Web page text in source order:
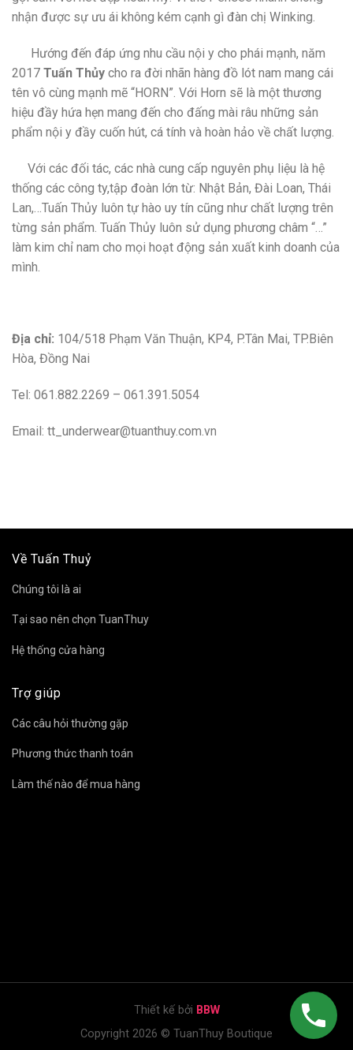
nhận được sự ưu ái không kém cạnh gì đàn chị Winking.
Hướng đến đáp ứng nhu cầu nội y cho phái mạnh, năm
2017 Tuấn Thủy cho ra đời nhãn hàng đồ lót nam mang cái
tên vô cùng mạnh mẽ “HORN”. Với Horn sẽ là một thương
hiệu đầy hứa hẹn mang đến cho đấng mài râu những sản
phẩm nội y đầy cuốn hút, cá tính và hoàn hảo về chất lượng.
Với các đối tác, các nhà cung cấp nguyên phụ liệu là hệ
thống các công ty,tập đoàn lớn từ: Nhật Bản, Đài Loan, Thái
Lan,…Tuấn Thủy luôn tự hào uy tín cũng như chất lượng trên
từng sản phẩm. Tuấn Thủy luôn sử dụng phương châm “…”
làm kim chỉ nam cho mọi hoạt động sản xuất kinh doanh của
mình.
Địa chỉ: 104/518 Phạm Văn Thuận, KP4, P.Tân Mai, TP.Biên
Hòa, Đồng Nai
Tel: 061.882.2269 – 061.391.5054
Email: tt_underwear@tuanthuy.com.vn
Về Tuấn Thuỷ
Chúng tôi là ai
Tại sao nên chọn TuanThuy
Hệ thống cửa hàng
Trợ giúp
Các câu hỏi thường gặp
Phương thức thanh toán
Làm thế nào để mua hàng
Thiết kế bởi BBW
Copyright 2026 © TuanThuy Boutique